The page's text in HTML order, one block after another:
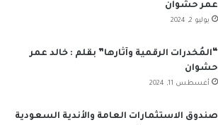
عمر حشوان
يوليو 2, 2024
“المُخدرات الرقمية وآثارها” بقلم : خالد عمر
حشوان
أغسطس 11, 2024
صندوق الاستثمارات العامة والأندية السعودية